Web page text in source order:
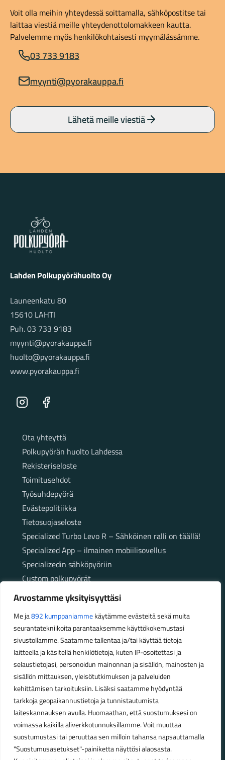
Arvostamme yksityisyyttäsi
Me ja892 kumppaniammekäytämme evästeitä sekä muita
seurantatekniikoita parantaaksemme käyttökokemustasi
sivustollamme. Saatamme tallentaa ja/tai käyttää tietoja
laitteella ja käsitellä henkilötietoja, kuten IP-osoitettasi ja
selaustietojasi, personoidun mainonnan ja sisällön, mainosten ja
sisällön mittauksen, yleisötutkimuksen ja palveluiden
kehittämisen tarkoituksiin. Lisäksi saatamme hyödyntää
tarkkoja geopaikannustietoja ja tunnistautumista
laiteskannauksen avulla. Huomaathan, että suostumuksesi on
voimassa kaikilla aliverkkotunnuksillamme. Voit muuttaa
suostumustasi tai peruuttaa sen milloin tahansa napsauttamalla
"Suostumusasetukset"-painiketta näyttösi alaosasta.
Voit olla meihin yhteydessä soittamalla, sähköpostitse tai
laittaa viestiä meille yhteydenottolomakkeen kautta.
Palvelemme myös henkilökohtaisesti myymälässämme.
03 733 9183
myynti@pyorakauppa.fi
Lähetä meille viestiä
Lahden Polkupyörähuolto - etusivulle
Lahden Polkupyörähuolto Oy
Launeenkatu 80
15610 LAHTI
Puh. 03 733 9183
myynti@pyorakauppa.fi
huolto@pyorakauppa.fi
www.pyorakauppa.fi
Instagram Facebook
SivutOta yhteyttä
Polkupyörän huolto Lahdessa
Rekisteriseloste
Toimitusehdot
Työsuhdepyörä
Evästepolitiikka
Tietosuojaseloste
Specialized Turbo Levo R – Sähköinen ralli on täällä!
Specialized App – ilmainen mobiilisovellus
Specializedin sähköpyöriin
Custom polkupyörät
Fatbikellä helppoa ja huoletonta etenemistä
maastossa
Aukioloajat
Talvikauden aukioloajat (1.10.2025 – 28.2.2026)
Ma-Pe 10-18
La 10-14
Kesäkauden aukioloajat (1.3.2026 – 30.9.2026)
Ma-Pe 10-18
La 9-15